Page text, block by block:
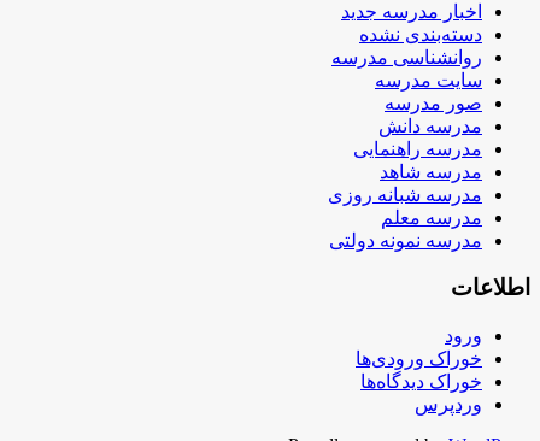
اخبار مدرسه جدید
دسته‌بندی نشده
روانشناسی مدرسه
سایت مدرسه
صور مدرسه
مدرسه دانش
مدرسه راهنمایی
مدرسه شاهد
مدرسه شبانه روزی
مدرسه معلم
مدرسه نمونه دولتی
اطلاعات
ورود
خوراک ورودی‌ها
خوراک دیدگاه‌ها
وردپرس